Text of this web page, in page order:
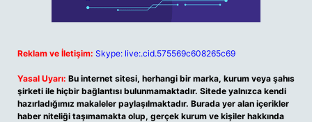
Reklam ve İletişim: Skype: live:.cid.575569c608265c69
Yasal Uyarı: Bu internet sitesi, herhangi bir marka, kurum veya şahıs
şirketi ile hiçbir bağlantısı bulunmamaktadır. Sitede yalnızca kendi
hazırladığımız makaleler paylaşılmaktadır. Burada yer alan içerikler
haber niteliği taşımamakta olup, gerçek kurum ve kişiler hakkında